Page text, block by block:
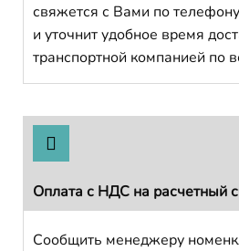
свяжется с Вами по
и уточнит удобное время
транспортной компанией по
Оплата с НДС на расчетный
Сообщить менеджеру